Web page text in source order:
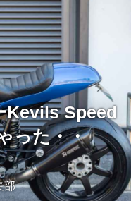
Kevils Speed
った・・
部